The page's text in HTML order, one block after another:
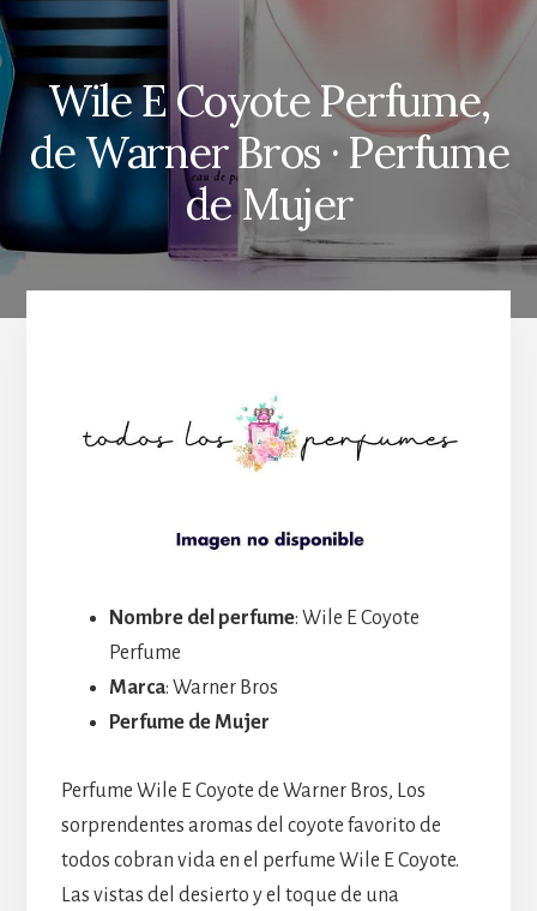
Wile E Coyote Perfume,
de Warner Bros · Perfume
de Mujer
Nombre del perfume: Wile E Coyote
Perfume
Marca: Warner Bros
Perfume de Mujer
Perfume Wile E Coyote de Warner Bros, Los
sorprendentes aromas del coyote favorito de
todos cobran vida en el perfume Wile E Coyote.
Las vistas del desierto y el toque de una